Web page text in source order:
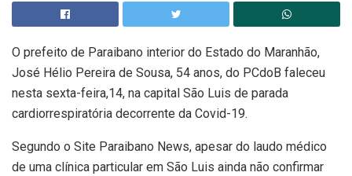
O prefeito de Paraibano interior do Estado do Maranhão,
José Hélio Pereira de Sousa, 54 anos, do PCdoB faleceu
nesta sexta-feira,14, na capital São Luis de parada
cardiorrespiratória decorrente da Covid-19.
Segundo o Site Paraibano News, apesar do laudo médico
de uma clínica particular em São Luis ainda não confirmar